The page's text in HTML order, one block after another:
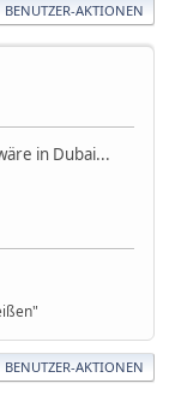
BENUTZER-AKTIONEN
in Dubai...
BENUTZER-AKTIONEN